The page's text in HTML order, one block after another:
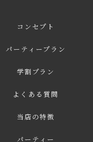
コンセプト
パーティープラン
学割プラン
よくある質問
当店の特徴
パーティー